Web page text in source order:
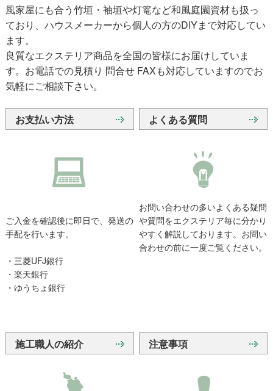
風家屋にも合う竹垣・袖垣や灯篭など和風庭園資材も扱っ
ており、ハウスメーカーから個人の方のDIYまで対応してい
ます。
良質なエクステリア商品を全国の皆様にお届けしていま
す。お電話での見積り 問合せ FAXも対応していますのでお
気軽にご相談下さい。
お支払い方法
ご入金を確認後に即日で、発送の
手配を行います。
・三菱UFJ銀行
・楽天銀行
・ゆうちょ銀行
よくある質問
お問い合わせの多いよくある疑問
や質問をエクステリア毎に分かり
やすく解説しております。お問い
合わせの前に一度ご覧ください。
施工職人の紹介 注意事項